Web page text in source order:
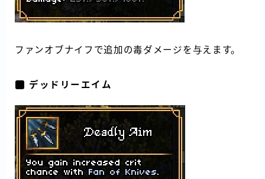
ファンオブナイフで追加の毒ダメージを与えます。
デッドリーエイム